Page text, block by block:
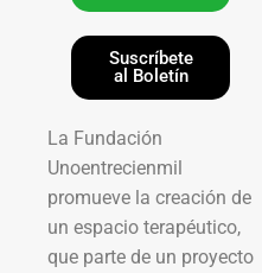
Suscríbete
al Boletín
La Fundación
Unoentrecienmil
promueve la creación de
un espacio terapéutico,
que parte de un proyecto